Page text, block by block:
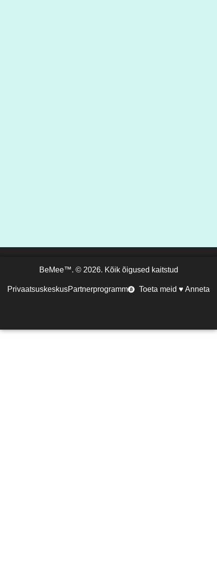
BeMee™. © 2026. Kõik õigused kaitstud
PrivaatsuskeskusPartnerprogramm Toeta meid ♥ Anneta